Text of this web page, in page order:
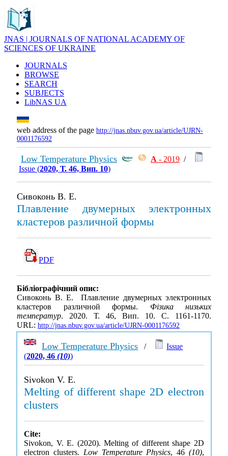
JNAS | JOURNALS OF NATIONAL ACADEMY OF
SCIENCES OF UKRAINE
JOURNALS
BROWSE
SEARCH
SUBJECTS
LibNAS UA
web address of the page http://jnas.nbuv.gov.ua/article/UJRN-
0001176592
Low Temperature Physics А - 2019 /
Issue (2020, Т. 46, Вип. 10)
Сивоконь В. Е.
Плавление двумерных электронных
кластеров различной формы
PDF
Бібліографічний опис:
Сивоконь В. Е. Плавление двумерных электронных
кластеров различной формы. Фізика низьких
температур. 2020. Т. 46, Вип. 10. С. 1161-1170.
URL: http://jnas.nbuv.gov.ua/article/UJRN-0001176592
Low Temperature Physics /
Issue
(2020, 46(10))
Sivokon V. E.
Melting of different shape 2D electron
clusters
Cite:
Sivokon, V. E. (2020). Melting of different shape 2D
electron clusters. Low Temperature Physics, 46 (10),